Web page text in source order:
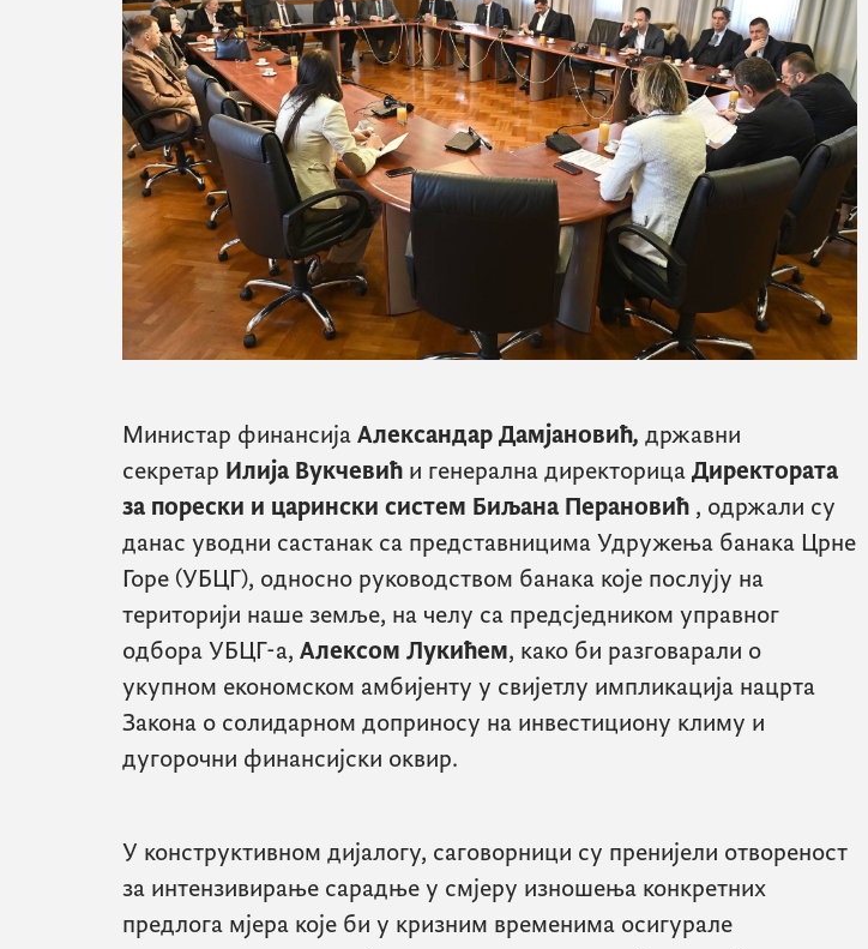
Министар финансија Александар Дамјановић, државни
секретар Илија Вукчевић и генерална директорица Директората
за порески и царински систем Биљана Перановић , одржали су
данас уводни састанак са представницима Удружења банака Црне
Горе (УБЦГ), односно руководством банака које послују на
територији наше земље, на челу са предсједником управног
одбора УБЦГ-а, Алексом Лукићем, како би разговарали о
укупном економском амбијенту у свијетлу импликација нацрта
Закона о солидарном доприносу на инвестициону климу и
дугорочни финансијски оквир.
У конструктивном дијалогу, саговорници су пренијели отвореност
за интензивирање сарадње у смјеру изношења конкретних
предлога мјера које би у кризним временима осигурале